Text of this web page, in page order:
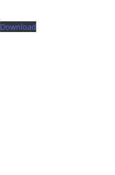
Download